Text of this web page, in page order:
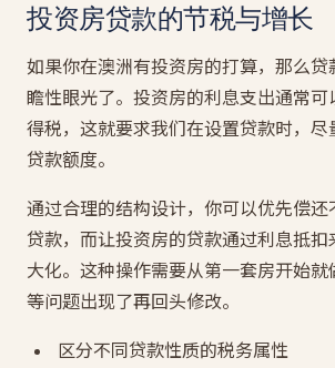
投资房贷款的节税与增长
如果你在澳洲有投资房的打算，那么
瞻性眼光了。投资房的利息支出通常可
得税，这就要求我们在设置贷款时，尽
贷款额度。
通过合理的结构设计，你可以优先偿还
贷款，而让投资房的贷款通过利息抵
大化。这种操作需要从第一套房开始
等问题出现了再回头修改。
区分不同贷款性质的税务属性